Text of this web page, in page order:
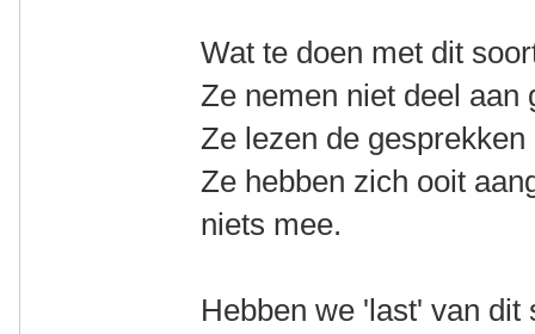
Wat te doen met dit
Ze nemen niet deel aan
Ze lezen de gesprekken
Ze hebben zich ooit
niets mee.
Hebben we 'last' van dit